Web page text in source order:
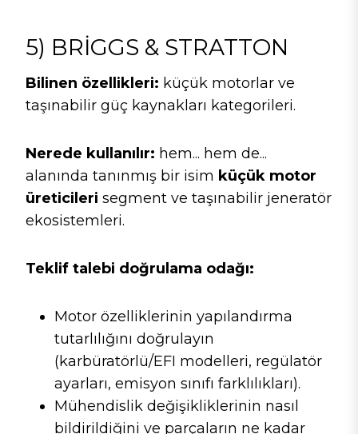
5) BRIGGS & STRATTON
Bilinen özellikleri: küçük motorlar ve
taşınabilir güç kaynakları kategorileri.
Nerede kullanılır: hem... hem de...
alanında tanınmış bir isim küçük motor
üreticileri segment ve taşınabilir jeneratör
ekosistemleri.
Teklif talebi doğrulama odağı:
Motor özelliklerinin yapılandırma
tutarlılığını doğrulayın
(karbüratörlü/EFI modelleri, regülatör
ayarları, emisyon sınıfı farklılıkları).
Mühendislik değişikliklerinin nasıl
bildirildiğini ve parçaların ne kadar